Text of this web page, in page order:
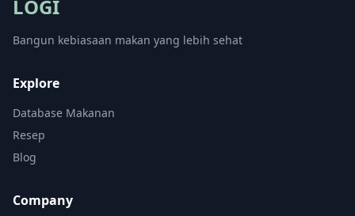
LOGI
Bangun kebiasaan makan yang lebih sehat
Explore
Database Makanan
Resep
Blog
Company